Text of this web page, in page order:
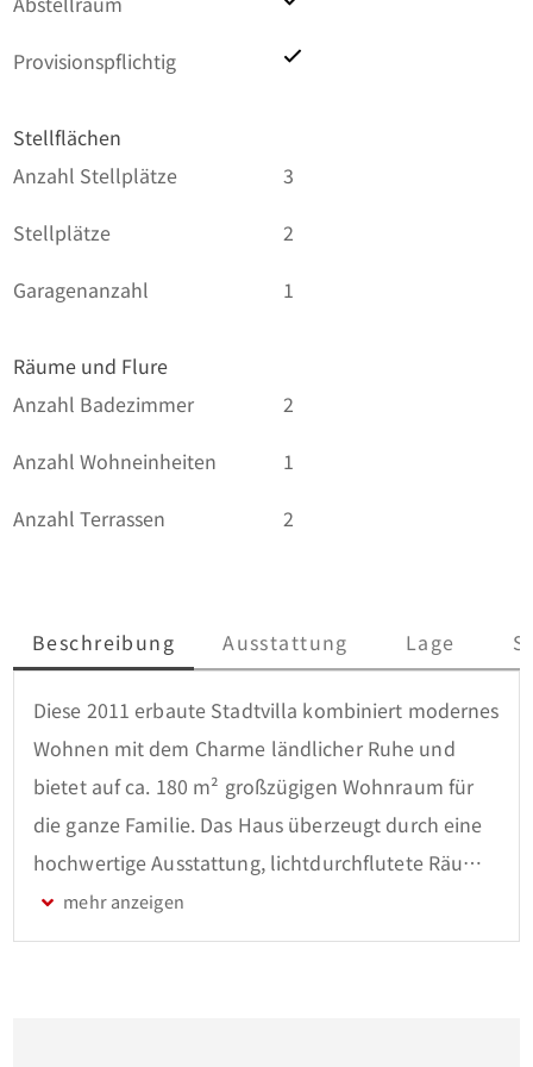
Provisionspflichtig
Stellflächen
Anzahl Stellplätze
3
Stellplätze
2
Garagenanzahl
1
Räume und Flure
Anzahl Badezimmer
2
Anzahl Wohneinheiten
1
Anzahl Terrassen
2
Beschreibung Ausstattung Lage
Diese 2011 erbaute Stadtvilla kombiniert modernes
Wohnen mit dem Charme ländlicher Ruhe und
bietet auf ca. 180 m² großzügigen Wohnraum für
die ganze Familie. Das Haus überzeugt durch eine
hochwertige Ausstattung, lichtdurchflutete Räume
und eine durchdachte Raumaufteilung. Das
Grundstück mit traumhaftem Blick in die Natur